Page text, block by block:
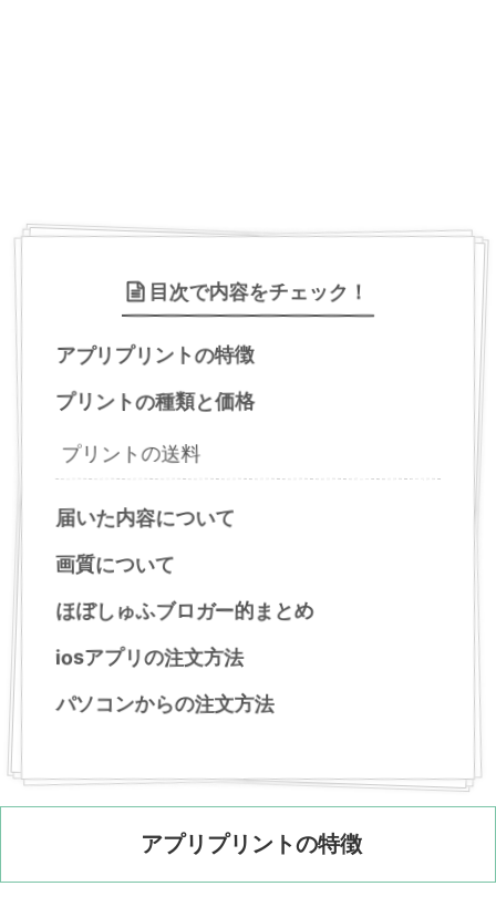
目次で内容をチェック！
アプリプリントの特徴
プリントの種類と価格
プリントの送料
届いた内容について
画質について
ほぼしゅふブロガー的まとめ
iosアプリの注文方法
パソコンからの注文方法
アプリプリントの特徴